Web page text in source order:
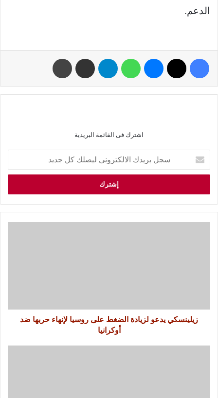
الدعم.
اشترك فى القائمة البريدية
زيلينسكي يدعو لزيادة الضغط على روسيا لإنهاء حربها ضد
أوكرانيا